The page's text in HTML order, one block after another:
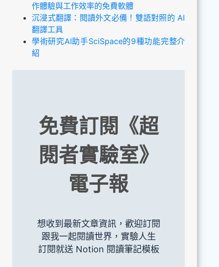
作體驗與工作效率的免費軟體
沉浸式翻譯：閱讀外文必備！雙語對照的 AI
翻譯工具
學術研究AI助手SciSpace的9種功能完整介
紹
免費訂閱《超
閱者實驗室》
電子報
想收到最新文章資訊，歡迎訂閱
跟我一起閱讀世界，實驗人生
訂閱就送 Notion 閱讀筆記模板